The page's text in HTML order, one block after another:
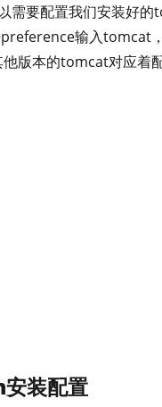
需要配置我们安装好
输入tomcat
版本的tomcat对应着
装配置